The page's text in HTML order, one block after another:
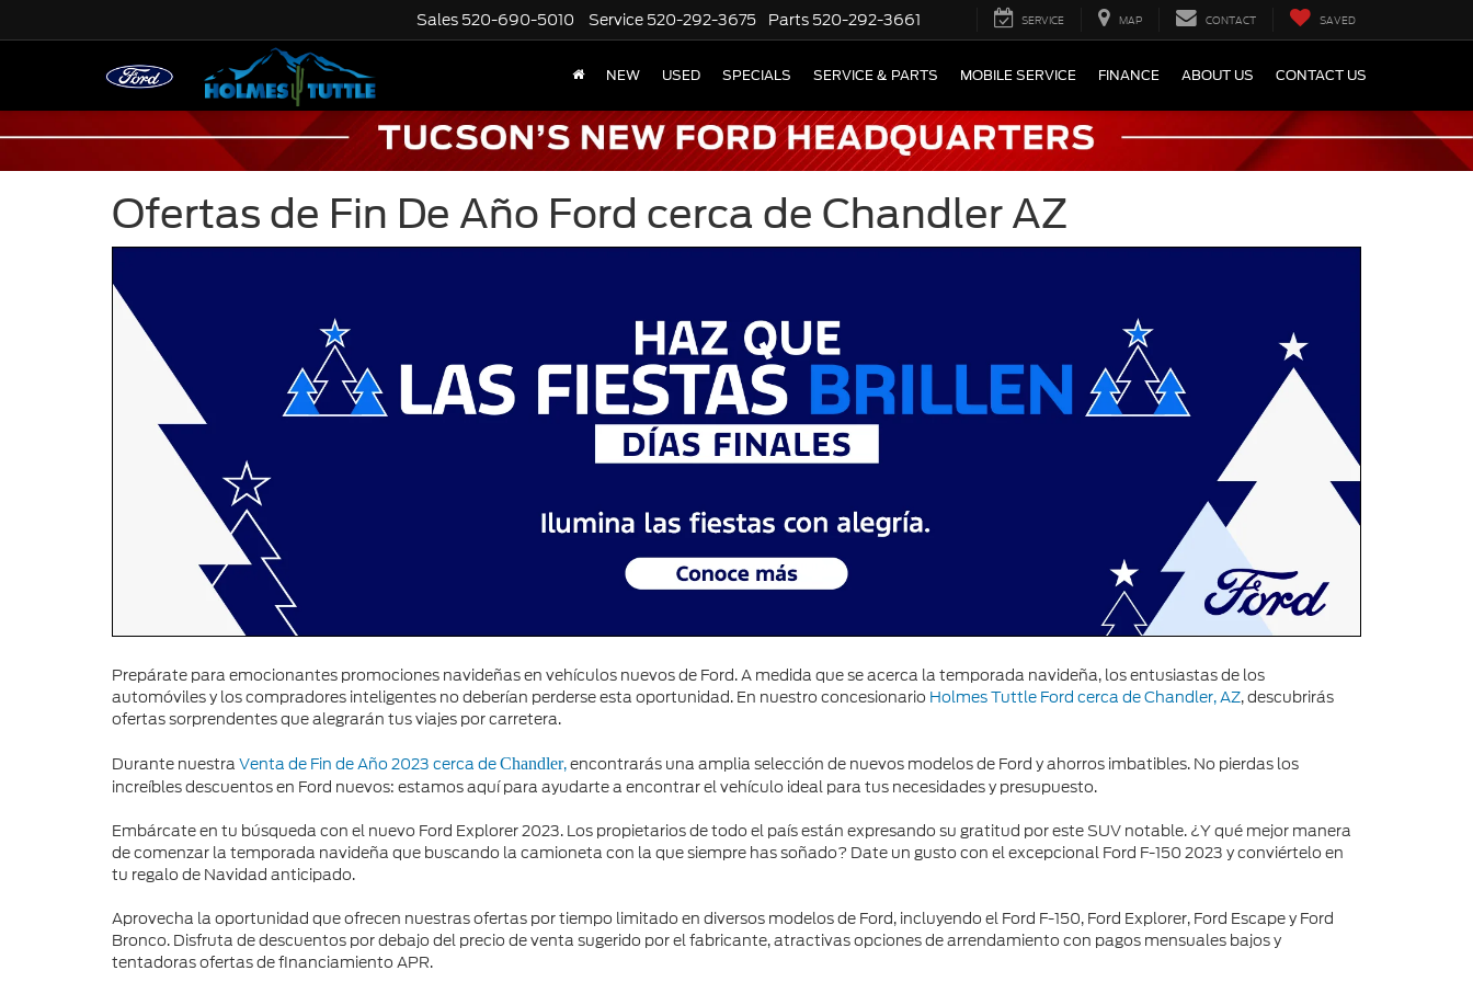
Sales 520-690-5010 Service 520-292-3675 Parts 520-292-3661 SERVICE MAP CONTACT SAVED
NEW USED SPECIALS SERVICE & PARTS MOBILE SERVICE FINANCE ABOUT US CONTACT US
Ofertas de Fin De Año Ford cerca de Chandler AZ
Prepárate para emocionantes promociones navideñas en vehículos nuevos de Ford. A medida que se acerca la temporada navideña, los entusiastas de los
automóviles y los compradores inteligentes no deberían perderse esta oportunidad. En nuestro concesionario Holmes Tuttle Ford cerca de Chandler, AZ, descubrirás
ofertas sorprendentes que alegrarán tus viajes por carretera.
Durante nuestra Venta de Fin de Año 2023 cerca deChandler,encontrarás una amplia selección de nuevos modelos de Ford y ahorros imbatibles. No pierdas los
increíbles descuentos en Ford nuevos: estamos aquí para ayudarte a encontrar el vehículo ideal para tus necesidades y presupuesto.
Embárcate en tu búsqueda con el nuevo Ford Explorer 2023. Los propietarios de todo el país están expresando su gratitud por este SUV notable. ¿Y qué mejor manera
de comenzar la temporada navideña que buscando la camioneta con la que siempre has soñado? Date un gusto con el excepcional Ford F-150 2023 y conviértelo en
tu regalo de Navidad anticipado.
Aprovecha la oportunidad que ofrecen nuestras ofertas por tiempo limitado en diversos modelos de Ford, incluyendo el Ford F-150, Ford Explorer, Ford Escape y Ford
Bronco. Disfruta de descuentos por debajo del precio de venta sugerido por el fabricante, atractivas opciones de arrendamiento con pagos mensuales bajos y
tentadoras ofertas de financiamiento APR.